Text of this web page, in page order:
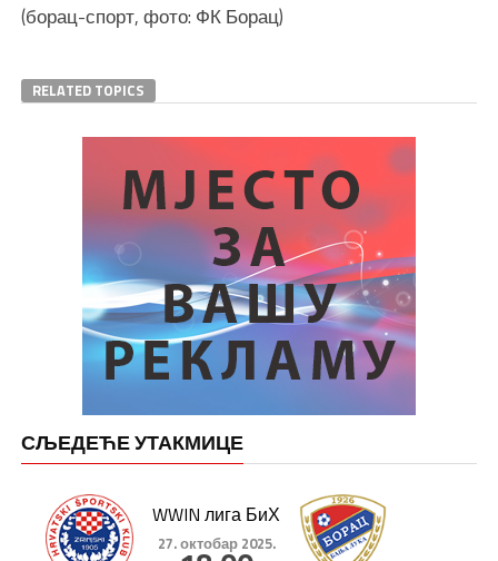
(борац-спорт, фото: ФК Борац)
RELATED TOPICS
СЉЕДЕЋЕ УТАКМИЦЕ
WWIN лига БиХ
27. октобар 2025.